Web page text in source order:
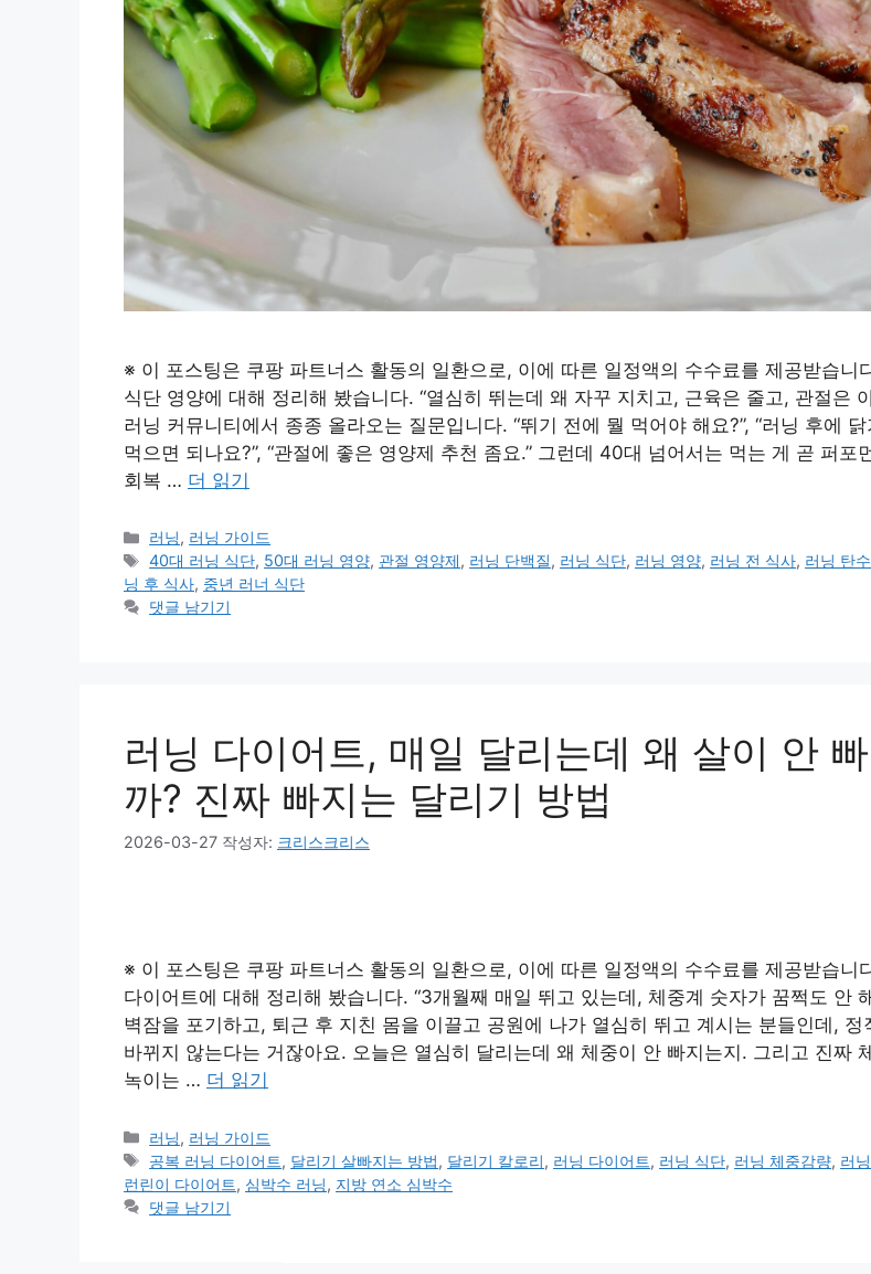
※ 이 포스팅은 쿠팡 파트너스 활동의 일환으로, 이에 따른 일정액의 수수료를 제공받습니
식단 영양에 대해 정리해 봤습니다. “열심히 뛰는데 왜 자꾸 지치고, 근육은 줄고, 관절은
러닝 커뮤니티에서 종종 올라오는 질문입니다. “뛰기 전에 뭘 먹어야 해요?”, “러닝 후에
먹으면 되나요?”, “관절에 좋은 영양제 추천 좀요.” 그런데 40대 넘어서는 먹는 게 곧 퍼포
회복 … 더 읽기
카
테
고
리
러닝, 러닝 가이드
태
그
40대 러닝 식단, 50대 러닝 영양, 관절 영양제, 러닝 단백질, 러닝 식단, 러닝 영양, 러닝 전 식사, 러닝 탄
닝 후 식사, 중년 러너 식단
댓글 남기기
러닝 다이어트, 매일 달리는데 왜 살이 안
까? 진짜 빠지는 달리기 방법
2026-03-27 작성자: 크리스크리스
※ 이 포스팅은 쿠팡 파트너스 활동의 일환으로, 이에 따른 일정액의 수수료를 제공받습니
다이어트에 대해 정리해 봤습니다. “3개월째 매일 뛰고 있는데, 체중계 숫자가 꿈쩍도 안
벽잠을 포기하고, 퇴근 후 지친 몸을 이끌고 공원에 나가 열심히 뛰고 계시는 분들인데, 정
바뀌지 않는다는 거잖아요. 오늘은 열심히 달리는데 왜 체중이 안 빠지는지. 그리고 진짜
녹이는 … 더 읽기
카
테
고
리
러닝, 러닝 가이드
태
그
공복 러닝 다이어트, 달리기 살빠지는 방법, 달리기 칼로리, 러닝 다이어트, 러닝 식단, 러닝 체중감량, 러
런린이 다이어트, 심박수 러닝, 지방 연소 심박수
댓글 남기기